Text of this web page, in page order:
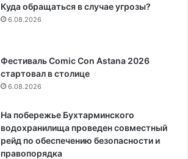
Куда обращаться в случае угрозы?
6.08.2026
Фестиваль Comic Con Astana 2026
стартовал в столице
6.08.2026
На побережье Бухтарминского
водохранилища проведен совместный
рейд по обеспечению безопасности и
правопорядка